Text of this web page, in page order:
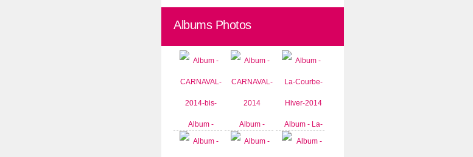
Albums Photos
Album -
CARNAVAL-
Album -
CARNAVAL-
Album - La-
Courbe-